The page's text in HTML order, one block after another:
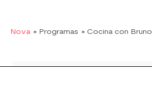
Nova » Programas » Cocina con Bruno